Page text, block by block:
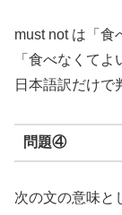
must not は「食
「食べなくてよ
日本語訳だけで
問題④
次の文の意味と